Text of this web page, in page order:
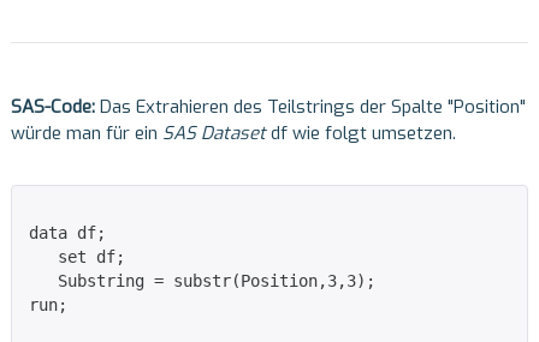
SAS-Code: Das Extrahieren des Teilstrings der Spalte "Position"
würde man für ein SAS Datasetdf wie folgt umsetzen.
data df;
   set df;
   Substring = substr(Position,3,3);
run;